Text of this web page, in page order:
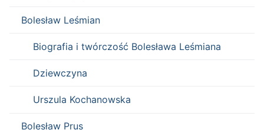
Bolesław Leśmian
Biografia i twórczość Bolesława Leśmiana
Dziewczyna
Urszula Kochanowska
Bolesław Prus